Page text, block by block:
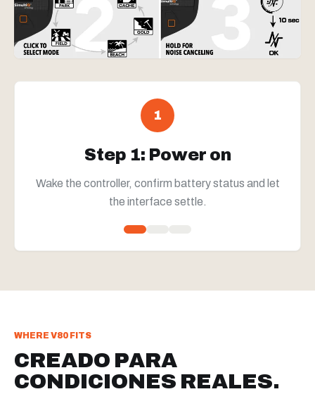
1
Step 1: Power on
Wake the controller, confirm battery status and let
the interface settle.
WHERE V80 FITS
CREADO PARA
CONDICIONES REALES.